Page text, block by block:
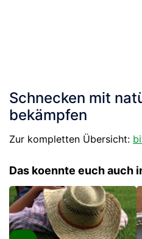
Schnecken mit
bekämpfen
Zur kompletten Übersicht:
Das koennte euch auch